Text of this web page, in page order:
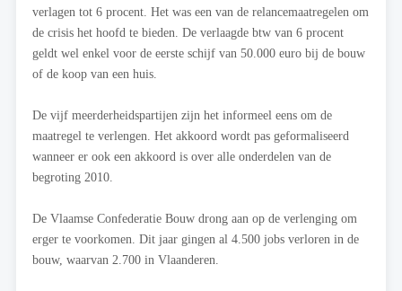
verlagen tot 6 procent. Het was een van de relancemaatregelen om
de crisis het hoofd te bieden. De verlaagde btw van 6 procent
geldt wel enkel voor de eerste schijf van 50.000 euro bij de bouw
of de koop van een huis.
De vijf meerderheidspartijen zijn het informeel eens om de
maatregel te verlengen. Het akkoord wordt pas geformaliseerd
wanneer er ook een akkoord is over alle onderdelen van de
begroting 2010.
De Vlaamse Confederatie Bouw drong aan op de verlenging om
erger te voorkomen. Dit jaar gingen al 4.500 jobs verloren in de
bouw, waarvan 2.700 in Vlaanderen.